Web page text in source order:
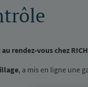
rendez-vous chez
, a mis en ligne une